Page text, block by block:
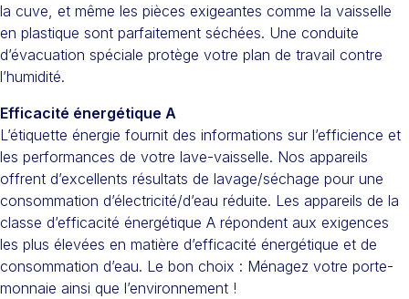
la cuve, et même les pièces exigeantes comme la vaisselle
en plastique sont parfaitement séchées. Une conduite
d’évacuation spéciale protège votre plan de travail contre
l’humidité.
Efficacité énergétique A
L’étiquette énergie fournit des informations sur l’efficience et
les performances de votre lave-vaisselle. Nos appareils
offrent d’excellents résultats de lavage/séchage pour une
consommation d’électricité/d’eau réduite. Les appareils de la
classe d’efficacité énergétique A répondent aux exigences
les plus élevées en matière d’efficacité énergétique et de
consommation d’eau. Le bon choix : Ménagez votre porte-
monnaie ainsi que l’environnement !